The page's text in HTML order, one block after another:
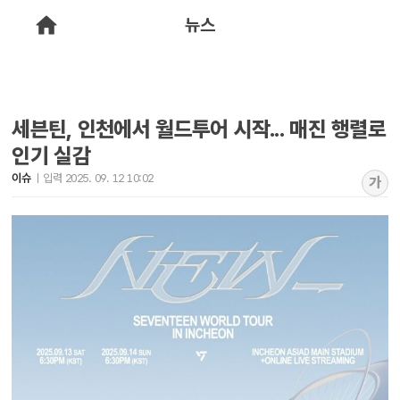
뉴스
세븐틴, 인천에서 월드투어 시작... 매진 행렬로
인기 실감
이슈 입력 2025. 09. 12 10:02 가